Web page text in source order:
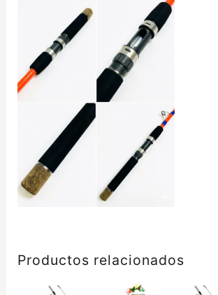
Productos relacionados